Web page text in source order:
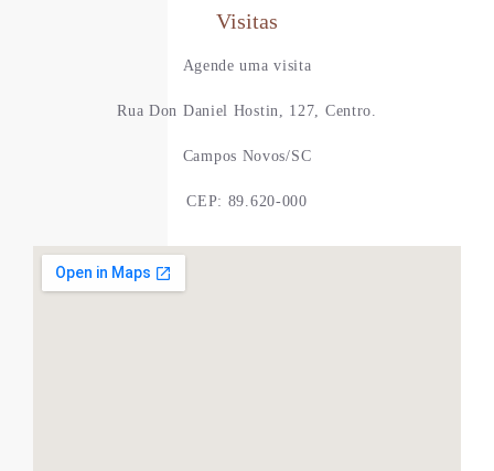
Visitas
Agende uma visita
Rua Don Daniel Hostin, 127, Centro.
Campos Novos/SC
CEP: 89.620-000